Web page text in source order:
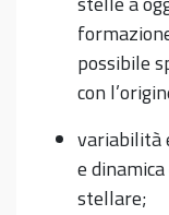
possibile
con
variabilità
e
stellare;